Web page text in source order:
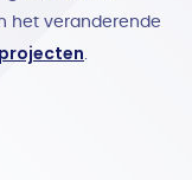
het veranderende
.